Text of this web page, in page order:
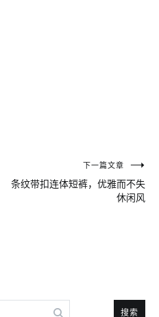
下一篇文章
条纹带扣连体短裤，优雅而不失
休闲风